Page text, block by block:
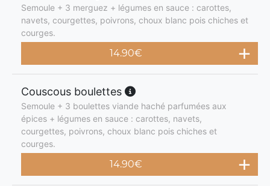
Semoule + 3 merguez + légumes en sauce : carottes,
navets, courgettes, poivrons, choux blanc pois chiches et
courges.
14.90€
Couscous boulettes
Semoule + 3 boulettes viande haché parfumées aux
épices + légumes en sauce : carottes, navets,
courgettes, poivrons, choux blanc pois chiches et
courges.
14.90€